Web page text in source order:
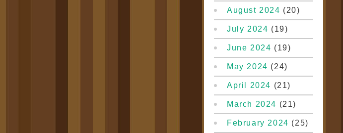
August 2024 (20)
July 2024 (19)
June 2024 (19)
May 2024 (24)
April 2024 (21)
March 2024 (21)
February 2024 (25)